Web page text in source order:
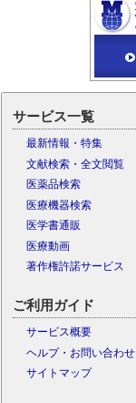
サービス一覧
最新情報・特集
文献検索・全文閲覧
医薬品検索
医療機器検索
医学書通販
医療動画
著作権許諾サービス
ご利用ガイド
サービス概要
ヘルプ・お問い合わせ
サイトマップ